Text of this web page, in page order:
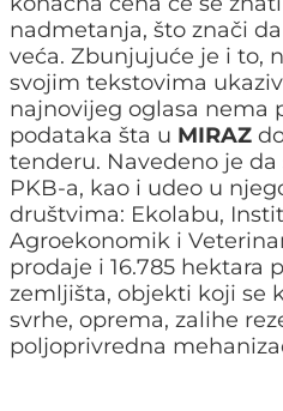
nadmetanja, što znači
veća. Zbunjujuće je i to,
svojim tekstovima
najnovijeg oglasa nema
podataka šta u MIRAZ
tenderu. Navedeno je
PKB-a, kao i udeo u
društvima: Ekolabu,
Agroekonomik i
prodaje i 16.785 hektara
zemljišta, objekti koji se
svrhe, oprema, zalihe
poljoprivredna